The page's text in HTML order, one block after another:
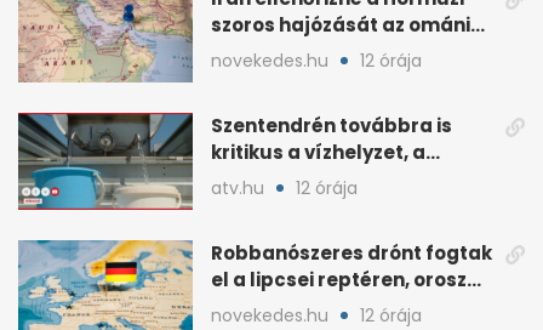
szoros hajózását az ománi
megállapodás után
novekedes.hu 12 órája
Szentendrén továbbra is
kritikus a vízhelyzet, a
honvédség szállít
atv.hu 12 órája
Robbanószeres drónt fogtak
el a lipcsei reptéren, orosz
szál gyanúja
novekedes.hu 12 órája